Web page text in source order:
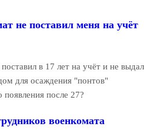
не поставил меня на учёт
в 17 лет на учёт и не выдал
для осаждения "понтов"
появления после 27?
военкомата